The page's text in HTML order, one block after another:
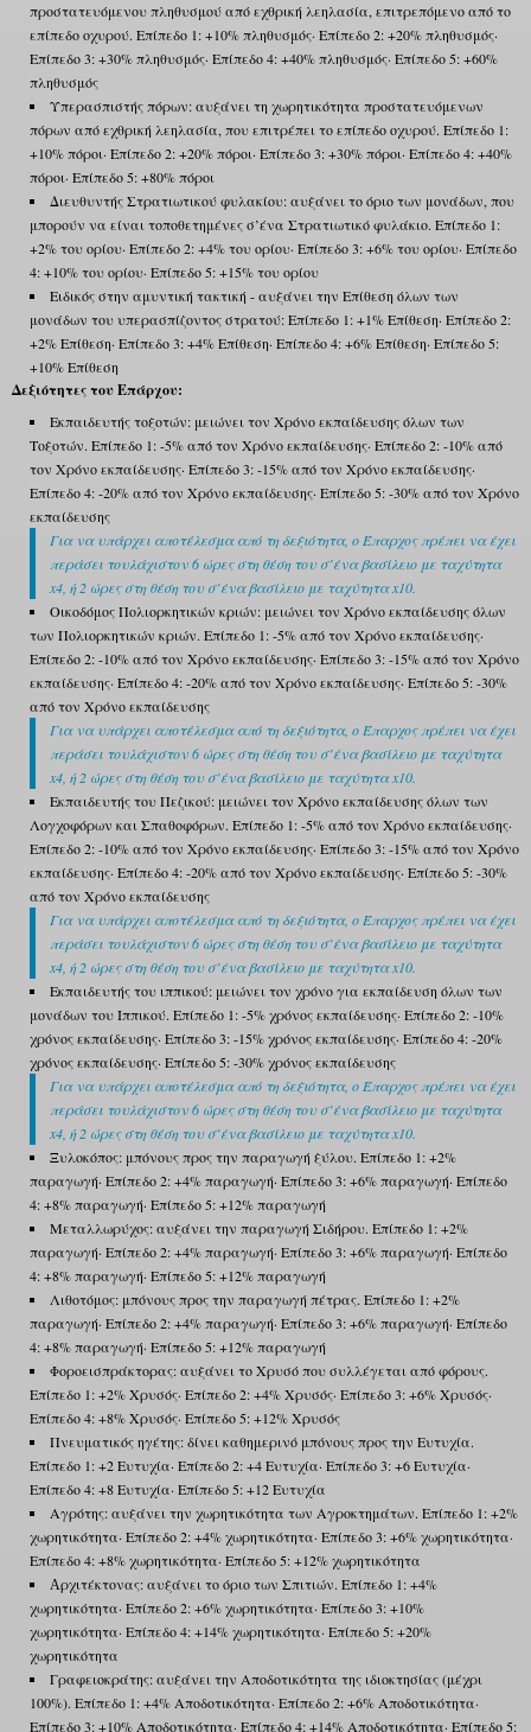
προστατευόμενου πληθυσμού από εχθρική λεηλασία, επιτρεπόμενο από το
επίπεδο οχυρού. Επίπεδο 1: +10% πληθυσμός· Επίπεδο 2: +20% πληθυσμός·
Επίπεδο 3: +30% πληθυσμός· Επίπεδο 4: +40% πληθυσμός· Επίπεδο 5: +60%
πληθυσμός
Υπερασπιστής πόρων: αυξάνει τη χωρητικότητα προστατευόμενων
πόρων από εχθρική λεηλασία, που επιτρέπει το επίπεδο οχυρού. Επίπεδο 1:
+10% πόροι· Επίπεδο 2: +20% πόροι· Επίπεδο 3: +30% πόροι· Επίπεδο 4: +40%
πόροι· Επίπεδο 5: +80% πόροι
Διευθυντής Στρατιωτικού φυλακίου: αυξάνει το όριο των μονάδων, που
μπορούν να είναι τοποθετημένες σ’ένα Στρατιωτικό φυλάκιο. Επίπεδο 1:
+2% του ορίου· Επίπεδο 2: +4% του ορίου· Επίπεδο 3: +6% του ορίου· Επίπεδο
4: +10% του ορίου· Επίπεδο 5: +15% του ορίου
Ειδικός στην αμυντική τακτική - αυξάνει την Επίθεση όλων των
μονάδων του υπερασπίζοντος στρατού: Επίπεδο 1: +1% Επίθεση· Επίπεδο 2:
+2% Επίθεση· Επίπεδο 3: +4% Επίθεση· Επίπεδο 4: +6% Επίθεση· Επίπεδο 5:
+10% Επίθεση
Δεξιότητες του Επάρχου:
Εκπαιδευτής τοξοτών: μειώνει τον Χρόνο εκπαίδευσης όλων των
Τοξοτών. Επίπεδο 1: -5% από τον Χρόνο εκπαίδευσης· Επίπεδο 2: -10% από
τον Χρόνο εκπαίδευσης· Επίπεδο 3: -15% από τον Χρόνο εκπαίδευσης·
Επίπεδο 4: -20% από τον Χρόνο εκπαίδευσης· Επίπεδο 5: -30% από τον Χρόνο
εκπαίδευσης
Για να υπάρχει αποτέλεσμα από τη δεξιότητα, ο Έπαρχος πρέπει να έχει
περάσει τουλάχιστον 6 ώρες στη θέση του σ’ένα βασίλειο με ταχύτητα
x4, ή 2 ώρες στη θέση του σ’ένα βασίλειο με ταχύτητα x10.
Οικοδόμος Πολιορκητικών κριών: μειώνει τον Χρόνο εκπαίδευσης όλων
των Πολιορκητικών κριών. Επίπεδο 1: -5% από τον Χρόνο εκπαίδευσης·
Επίπεδο 2: -10% από τον Χρόνο εκπαίδευσης· Επίπεδο 3: -15% από τον Χρόνο
εκπαίδευσης· Επίπεδο 4: -20% από τον Χρόνο εκπαίδευσης· Επίπεδο 5: -30%
από τον Χρόνο εκπαίδευσης
Για να υπάρχει αποτέλεσμα από τη δεξιότητα, ο Έπαρχος πρέπει να έχει
περάσει τουλάχιστον 6 ώρες στη θέση του σ’ένα βασίλειο με ταχύτητα
x4, ή 2 ώρες στη θέση του σ’ένα βασίλειο με ταχύτητα x10.
Εκπαιδευτής του Πεζικού: μειώνει τον Χρόνο εκπαίδευσης όλων των
Λογχοφόρων και Σπαθοφόρων. Επίπεδο 1: -5% από τον Χρόνο εκπαίδευσης·
Επίπεδο 2: -10% από τον Χρόνο εκπαίδευσης· Επίπεδο 3: -15% από τον Χρόνο
εκπαίδευσης· Επίπεδο 4: -20% από τον Χρόνο εκπαίδευσης· Επίπεδο 5: -30%
από τον Χρόνο εκπαίδευσης
Για να υπάρχει αποτέλεσμα από τη δεξιότητα, ο Έπαρχος πρέπει να έχει
περάσει τουλάχιστον 6 ώρες στη θέση του σ’ένα βασίλειο με ταχύτητα
x4, ή 2 ώρες στη θέση του σ’ένα βασίλειο με ταχύτητα x10.
Εκπαιδευτής του ιππικού: μειώνει τον χρόνο για εκπαίδευση όλων των
μονάδων του Ιππικού. Επίπεδο 1: -5% χρόνος εκπαίδευσης· Επίπεδο 2: -10%
χρόνος εκπαίδευσης· Επίπεδο 3: -15% χρόνος εκπαίδευσης· Επίπεδο 4: -20%
χρόνος εκπαίδευσης· Επίπεδο 5: -30% χρόνος εκπαίδευσης
Για να υπάρχει αποτέλεσμα από τη δεξιότητα, ο Έπαρχος πρέπει να έχει
περάσει τουλάχιστον 6 ώρες στη θέση του σ’ένα βασίλειο με ταχύτητα
x4, ή 2 ώρες στη θέση του σ’ένα βασίλειο με ταχύτητα x10.
Ξυλοκόπος: μπόνους προς την παραγωγή ξύλου. Επίπεδο 1: +2%
παραγωγή· Επίπεδο 2: +4% παραγωγή· Επίπεδο 3: +6% παραγωγή· Επίπεδο
4: +8% παραγωγή· Επίπεδο 5: +12% παραγωγή
Μεταλλωρύχος: αυξάνει την παραγωγή Σιδήρου. Επίπεδο 1: +2%
παραγωγή· Επίπεδο 2: +4% παραγωγή· Επίπεδο 3: +6% παραγωγή· Επίπεδο
4: +8% παραγωγή· Επίπεδο 5: +12% παραγωγή
Λιθοτόμος: μπόνους προς την παραγωγή πέτρας. Επίπεδο 1: +2%
παραγωγή· Επίπεδο 2: +4% παραγωγή· Επίπεδο 3: +6% παραγωγή· Επίπεδο
4: +8% παραγωγή· Επίπεδο 5: +12% παραγωγή
Φοροεισπράκτορας: αυξάνει το Χρυσό που συλλέγεται από φόρους.
Επίπεδο 1: +2% Χρυσός· Επίπεδο 2: +4% Χρυσός· Επίπεδο 3: +6% Χρυσός·
Επίπεδο 4: +8% Χρυσός· Επίπεδο 5: +12% Χρυσός
Πνευματικός ηγέτης: δίνει καθημερινό μπόνους προς την Ευτυχία.
Επίπεδο 1: +2 Ευτυχία· Επίπεδο 2: +4 Ευτυχία· Επίπεδο 3: +6 Ευτυχία·
Επίπεδο 4: +8 Ευτυχία· Επίπεδο 5: +12 Ευτυχία
Αγρότης: αυξάνει την χωρητικότητα των Αγροκτημάτων. Επίπεδο 1: +2%
χωρητικότητα· Επίπεδο 2: +4% χωρητικότητα· Επίπεδο 3: +6% χωρητικότητα·
Επίπεδο 4: +8% χωρητικότητα· Επίπεδο 5: +12% χωρητικότητα
Аρχιτέκτονας: αυξάνει το όριο των Σπιτιών. Επίπεδο 1: +4%
χωρητικότητα· Επίπεδο 2: +6% χωρητικότητα· Επίπεδο 3: +10%
χωρητικότητα· Επίπεδο 4: +14% χωρητικότητα· Επίπεδο 5: +20%
χωρητικότητα
Γραφειοκράτης: αυξάνει την Αποδοτικότητα της ιδιοκτησίας (μέχρι
100%). Επίπεδο 1: +4% Αποδοτικότητα· Επίπεδο 2: +6% Αποδοτικότητα·
Επίπεδο 3: +10% Αποδοτικότητα· Επίπεδο 4: +14% Αποδοτικότητα· Επίπεδο 5: